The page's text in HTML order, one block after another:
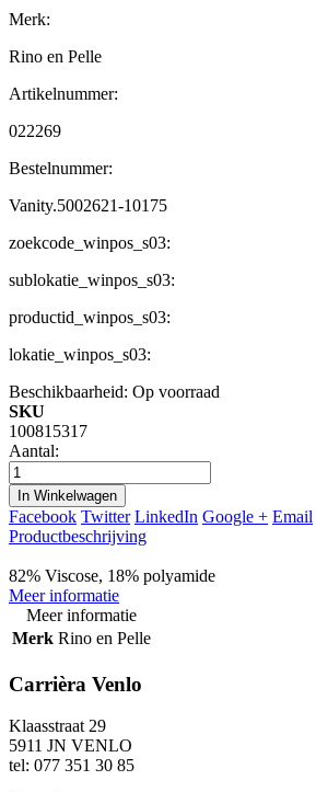
Merk:
Rino en Pelle
Artikelnummer:
022269
Bestelnummer:
Vanity.5002621-10175
zoekcode_winpos_s03:
sublokatie_winpos_s03:
productid_winpos_s03:
lokatie_winpos_s03:
Beschikbaarheid: Op voorraad
SKU
100815317
Aantal:
In Winkelwagen
Facebook Twitter LinkedIn Google + Email
Productbeschrijving
82% Viscose, 18% polyamide
Meer informatie
Meer informatie
Merk Rino en Pelle
Carrièra Venlo
Klaasstraat 29
5911 JN VENLO
tel: 077 351 30 85